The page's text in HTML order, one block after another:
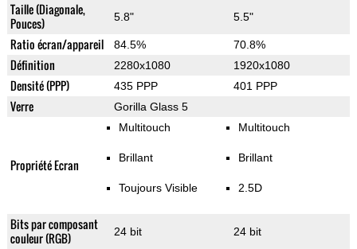
Taille (Diagonale,
Pouces)
5.8" 5.5"
Ratio écran/appareil 84.5% 70.8%
Définition 2280x1080 1920x1080
Densité (PPP) 435 PPP 401 PPP
Verre Gorilla Glass 5
Propriété Ecran
Multitouch
Brillant
Toujours Visible
Multitouch
Brillant
2.5D
Bits par composant
couleur (RGB)
24 bit 24 bit